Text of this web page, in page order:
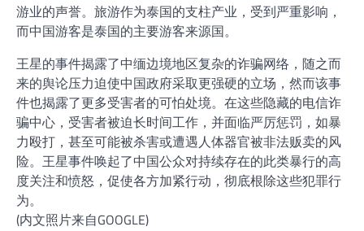
游业的声誉。旅游作为泰国的支柱产业，受到严重影响，
而中国游客是泰国的主要游客来源国。
王星的事件揭露了中缅边境地区复杂的诈骗网络，随之而
来的舆论压力迫使中国政府采取更强硬的立场，然而该事
件也揭露了更多受害者的可怕处境。在这些隐藏的电信诈
骗中心，受害者被迫长时间工作，并面临严厉惩罚，如暴
力殴打，甚至可能被杀害或遭遇人体器官被非法贩卖的风
险。王星事件唤起了中国公众对持续存在的此类暴行的高
度关注和愤怒，促使各方加紧行动，彻底根除这些犯罪行
为。
(内文照片来自GOOGLE)